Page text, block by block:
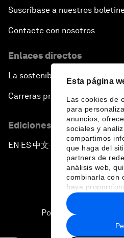
Esta página
Las cookies de
para
anuncios,
sociales y
compartimos
que haga del
partners de
análisis web,
combinarla con
haya
recopilado a
hecho de sus
Suscríbase a nuestros
Contacte con nosotros
Enlaces directos
La sostenibilidad en el Foro
Carreras profesionales
Ediciones en otros
EN ▪ES▪中文▪ 日本語
Política de privacidad